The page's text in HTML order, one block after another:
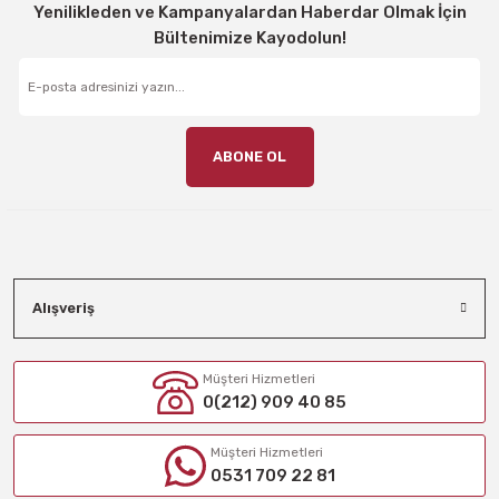
Yenilikleden ve Kampanyalardan Haberdar Olmak İçin
Bültenimize Kayodolun!
ABONE OL
Alışveriş
Müşteri Hizmetleri
0(212) 909 40 85
Müşteri Hizmetleri
0531 709 22 81